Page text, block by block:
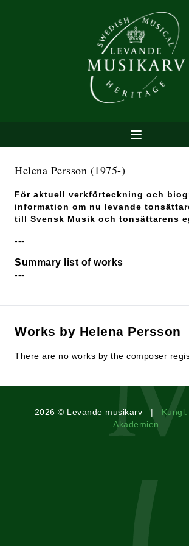
Helena Persson (1975-)
För aktuell verkförteckning och
information om nu levande
till Svensk Musik och tonsättarens
---
Summary list of works
---
Works by Helena Persson
There are no works by the composer
2026 © Levande musikarv |
Akademien